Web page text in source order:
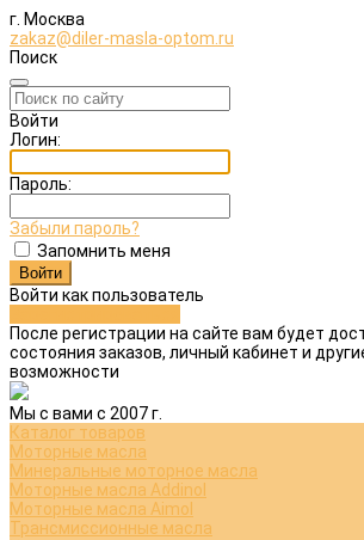
г. Москва
zakaz@diler-masla-optom.ru
Поиск
Войти
Логин:
Пароль:
Забыли пароль?
Запомнить меня
Войти как пользователь
После регистрации на сайте вам будет
состояния заказов, личный кабинет и
возможности
Мы с вами с 2007 г.
Каталог товаров
Моторные масла
Минеральные моторное масла
Моторные масла Addinol
Моторные масла Aimol
Трансмиссионные масла